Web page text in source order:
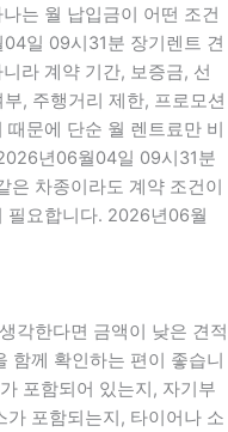
는 월 납입금이 어떤 조건
일 09시31분 장기렌트 견
라 계약 기간, 보증금, 선
, 주행거리 제한, 프로모션
문에 단순 월 렌트료만 비
년06월04일 09시31분
은 차종이라도 계약 조건이
필요합니다. 2026년06월
각한다면 금액이 낮은 견적
함께 확인하는 편이 좋습니
포함되어 있는지, 자기부
포함되는지, 타이어나 소